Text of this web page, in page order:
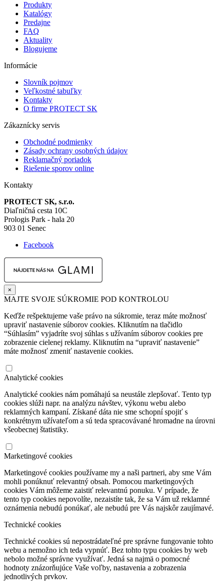
Produkty
Katalógy
Predajne
FAQ
Aktuality
Blogujeme
Informácie
Slovník pojmov
Veľkostné tabuľky
Kontakty
O firme PROTECT SK
Zákaznícky servis
Obchodné podmienky
Zásady ochrany osobných údajov
Reklamačný poriadok
Riešenie sporov online
Kontakty
PROTECT SK, s.r.o.
Diaľničná cesta 10C
Prologis Park - hala 20
903 01 Senec
Facebook
×
MAJTE SVOJE SÚKROMIE POD KONTROLOU
Keďže rešpektujeme vaše právo na súkromie, teraz máte možnosť
upraviť nastavenie súborov cookies. Kliknutím na tlačidlo
“Súhlasím” vyjadríte svoj súhlas s užívaním súborov cookies pre
zobrazenie cielenej reklamy. Kliknutím na “upraviť nastavenie”
máte možnosť zmeniť nastavenie cookies.
Analytické cookies
Analytické cookies nám pomáhajú sa neustále zlepšovať. Tento typ
cookies slúži napr. na analýzu návštev, výkonu webu alebo
reklamných kampaní. Získané dáta nie sme schopní spojiť s
konkrétnym užívateľom a sú teda spracovávané hromadne na úrovni
všeobecnej štatistiky.
Marketingové cookies
Marketingové cookies používame my a naši partneri, aby sme Vám
mohli ponúknuť relevantný obsah. Pomocou marketingových
cookies Vám môžeme zaistiť relevantnú ponuku. V prípade, že
tento typ cookies nepovolíte, nezaistíte tak, že sa Vám už reklamné
oznámenia nebudú ponúkať, ale nebudú pre Vás najskôr zaujímavé.
Technické cookies
Technické cookies sú nepostrádateľné pre správne fungovanie tohto
webu a nemožno ich teda vypnúť. Bez tohto typu cookies by web
nebolo možné správne využívať. Jedná sa najmä o pomocné
hodnoty znázorňujúce Vaše voľby, nastavenia a zobrazenia
jednotlivých prvkov.